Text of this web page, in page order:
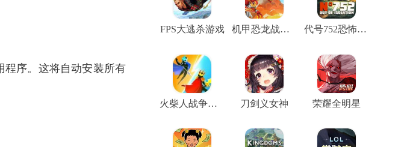
程序。这将自动安装所有
FPS大逃杀游戏 机甲恐龙战斗群 代号752恐怖生存单机版
火柴人战争王座 刀剑义女神 荣耀全明星